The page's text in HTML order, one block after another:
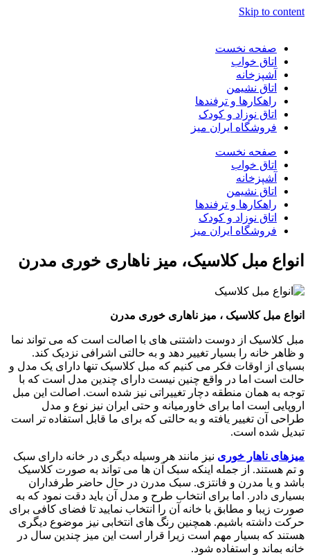
Skip to content
صفحه نخست
اتاق خواب
آشپزخانه
اتاق نشیمن
راهکارها و ترفندها
اتاق نوزاد و کودک
فروشگاه ایران میز
صفحه نخست
اتاق خواب
آشپزخانه
اتاق نشیمن
راهکارها و ترفندها
اتاق نوزاد و کودک
فروشگاه ایران میز
انواع مبل کلاسیک، میز ناهاری خوری مدرن
انواع مبل کلاسیک ، میز ناهاری خوری مدرن
مبل کلاسیک از دوست داشتنی های با اصالت است که می تواند نما
و ظاهر خانه را بسیار تغییر دهد و به حالتی اشرافی نزدیک کند.
بسیای از اوقات فکر می کنیم که مبل کلاسیک تنها دارای یک مدل و
حالت است اما در واقع چنین نیست دارای چندین مدل است که با
توجه به همان منطقه دچار تغییراتی نیز شده است. اصالت این مبل
اروپایی است اما برای خاورمیانه و حتی ایران نیز نوع و مدل
طراحی آن تغییر یافته و به حالتی که برای ما قابل استفاده تر است
تبدیل شده است.
میزهای ناهار خوری نیز مانند هر وسیله دیگری در خانه دارای سبک
و تم هستند. از جمله اینکه سبک آن ها می تواند به صورت کلاسیک
باشد و یا مدرن و فانتزی. سبک مدرن در حال حاضر طرفداران
بسیاری دادر. اما برای انتخاب طرح و مدل آن باید دقت نمود که به
صورت زیبا و مطابق با خانه آن را انتخاب نمایید تا فضای کافی برای
حرکت داشته باشیم. همچنین رنگ های انتخابی نیز موضوع دیگری
هستند که بسیار مهم است زیرا قرار است این میز چندین سال در
خانه بماند و استفاده شود.